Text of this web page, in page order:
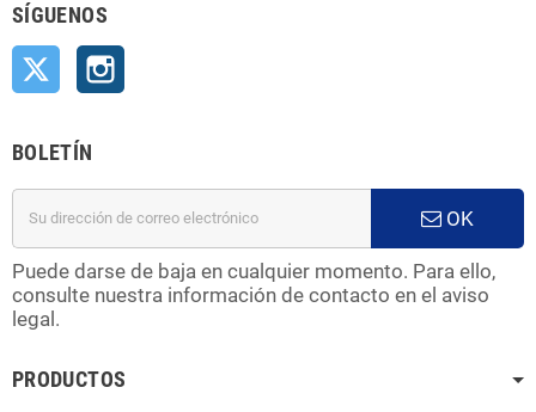
SÍGUENOS
Twitter
BOLETÍN
OK
Puede darse de baja en cualquier momento. Para ello,
consulte nuestra información de contacto en el aviso
legal.
PRODUCTOS